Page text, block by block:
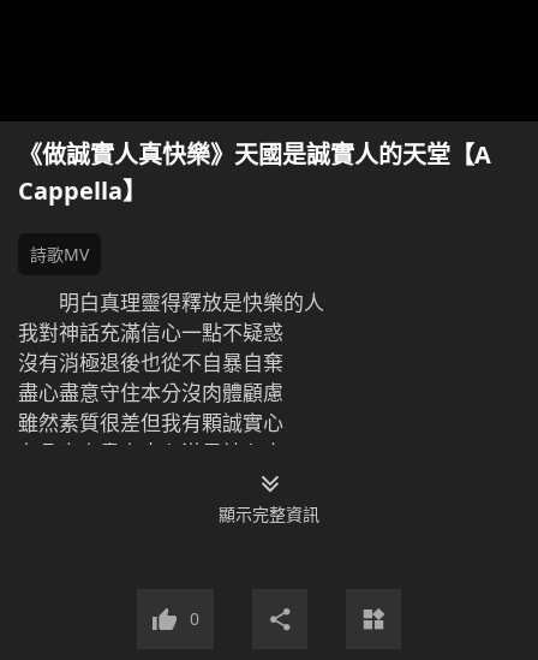
《做誠實人真快樂》天國是誠實人的天堂【A
Cappella】
詩歌MV
明白真理靈得釋放是快樂的人
我對神話充滿信心一點不疑惑
沒有消極退後也從不自暴自棄
盡心盡意守住本分沒肉體顧慮
雖然素質很差但我有顆誠實心
在凡事上盡上忠心滿足神心意
實行真理順服神做誠實的人
心懷坦蕩沒有詭詐活在光明中
喜愛真理的人都是弟兄姊妹
快樂的人一起唱歌跳舞讚美神
顯示完整資訊
0